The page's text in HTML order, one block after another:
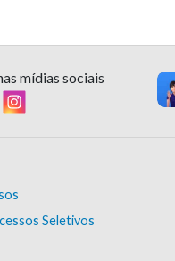
mídias sociais
Seletivos